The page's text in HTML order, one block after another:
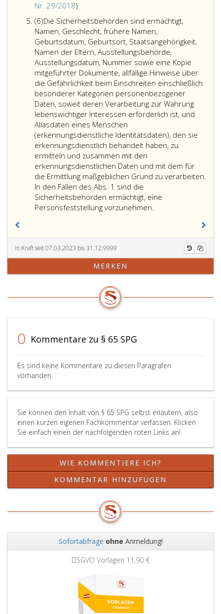
behandeln,
deren
Identität
gemäß
Paragraph
35,
Absatz
eins,
festgestellt
werden
muß,
sofern
eine
Anknüpfung
an
andere
Umstände
nicht
möglich
Nr. 29/2018)
Absatz
5,
aufgehoben
durch
Artikel
eins,
Ziffer
59,,
Bundesgesetzblatt
Teil
eins,
Nr. 29
aus
2018,)
(6)Absatz
6
Die Sicherheitsbehörden sind ermächtigt,
Namen, Geschlecht, frühere Namen,
Geburtsdatum, Geburtsort, Staatsangehörigkeit,
Namen der Eltern, Ausstellungsbehörde,
Ausstellungsdatum, Nummer sowie eine Kopie
mitgeführter Dokumente, allfällige Hinweise über
die Gefährlichkeit beim Einschreiten einschließlich
besonderer Kategorien personenbezogener
Daten, soweit deren Verarbeitung zur Wahrung
lebenswichtiger Interessen erforderlich ist, und
Aliasdaten eines Menschen
(erkennungsdienstliche Identitätsdaten), den sie
erkennungsdienstlich behandelt haben, zu
ermitteln und zusammen mit den
erkennungsdienstlichen Daten und mit dem für
die Ermittlung maßgeblichen Grund zu verarbeiten.
In den Fällen des Abs. 1 sind die
Sicherheitsbehörden ermächtigt, eine
Personsfeststellung vorzunehmen.
ermächtigt,
Geschlecht,
Geburtsort,
Namen
Ausstellungsdatum,
Nummer
eine
mitgeführter
Dokumente,
allfällige
Hinweise
über
die
Gefährlichkeit
beim
Daten,
In Kraft seit 07.03.2023 bis 31.12.9999
MERKEN
0 Kommentare zu § 65 SPG
Es sind keine Kommentare zu diesen Paragrafen
vorhanden.
Sie können den Inhalt von § 65 SPG selbst erläutern, also
einen kurzen eigenen Fachkommentar verfassen. Klicken
Sie einfach einen der nachfolgenden roten Links an!
WIE KOMMENTIERE ICH?
KOMMENTAR HINZUFÜGEN
Sofortabfrage ohne Anmeldung!
DSGVO Vorlagen11,90 €